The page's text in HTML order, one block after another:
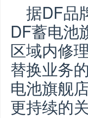
据DF品
DF蓄电池
区域内修
替换业务
电池旗舰
更持续的